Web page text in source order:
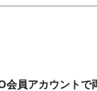
会員アカウントで